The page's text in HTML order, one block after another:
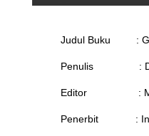
Judul Buku :
Penulis : Dr.
Editor :
Penerbit :